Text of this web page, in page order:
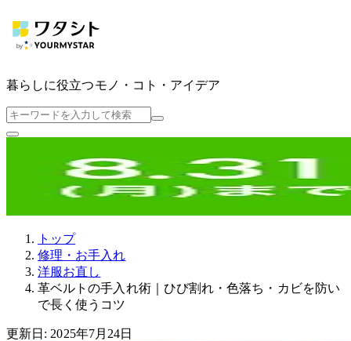
暮らしに役立つモノ・コト・アイデア
トップ
修理・お手入れ
洋服お直し
革ベルトの手入れ術｜ひび割れ・色落ち・カビを防い
で長く使うコツ
更新日: 2025年7月24日